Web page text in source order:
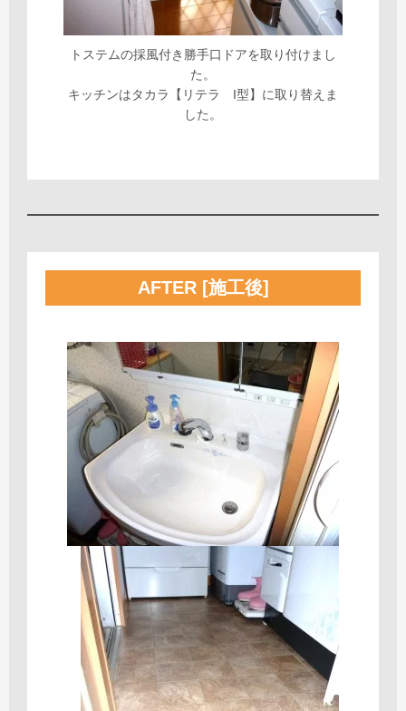
トステムの採風付き勝手口ドアを取り付けまし
た。
キッチンはタカラ【リテラ I型】に取り替えま
した。
AFTER [施工後]